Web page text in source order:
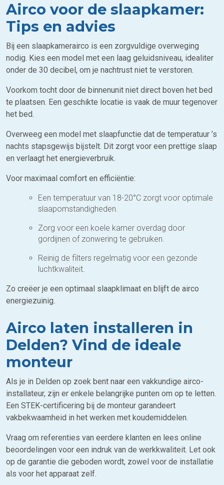
Airco voor de slaapkamer:
Tips en advies
Bij een slaapkamerairco is een zorgvuldige overweging
nodig. Kies een model met een laag geluidsniveau, idealiter
onder de 30 decibel, om je nachtrust niet te verstoren.
Voorkom tocht door de binnenunit niet direct boven het bed
te plaatsen. Een geschikte locatie is vaak de muur tegenover
het bed.
Overweeg een model met slaapfunctie dat de temperatuur ’s
nachts stapsgewijs bijstelt. Dit zorgt voor een prettige slaap
en verlaagt het energieverbruik.
Voor maximaal comfort en efficiëntie:
Een temperatuur van 18-20°C zorgt voor optimale
slaapomstandigheden.
Zorg voor een koele kamer overdag door
gordijnen of zonwering te gebruiken.
Reinig de filters regelmatig voor een gezonde
luchtkwaliteit.
Zo creëer je een optimaal slaapklimaat en blijft de airco
energiezuinig.
Airco laten installeren in
Delden? Vind de ideale
monteur
Als je in Delden op zoek bent naar een vakkundige airco-
installateur, zijn er enkele belangrijke punten om op te letten.
Een STEK-certificering bij de monteur garandeert
vakbekwaamheid in het werken met koudemiddelen.
Vraag om referenties van eerdere klanten en lees online
beoordelingen voor een indruk van de werkkwaliteit. Let ook
op de garantie die geboden wordt, zowel voor de installatie
als voor het apparaat zelf.